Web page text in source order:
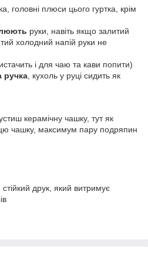
головні плюси цього гуртка, крім
руки, навіть якщо залитий
холодний напій руки не
і для чаю та кави попити)
ручка , кухоль у руці сидить як
керамічну чашку, тут як
чашку, максимум пару подряпин
друк, який витримує